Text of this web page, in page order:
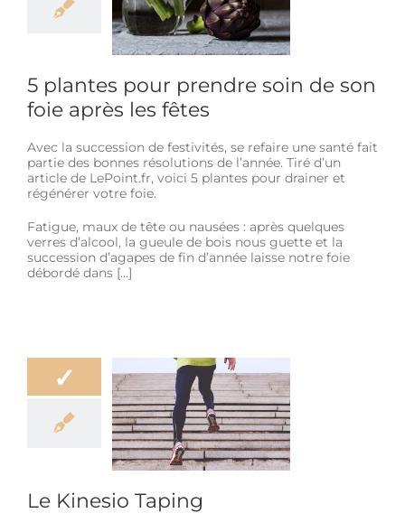
5 plantes pour prendre soin de son
foie après les fêtes
Avec la succession de festivités, se refaire une santé fait
partie des bonnes résolutions de l’année. Tiré d’un
article de LePoint.fr, voici 5 plantes pour drainer et
régénérer votre foie.
Fatigue, maux de tête ou nausées : après quelques
verres d’alcool, la gueule de bois nous guette et la
succession d’agapes de fin d’année laisse notre foie
débordé dans […]
✓
Taping
Le Kinesio Taping